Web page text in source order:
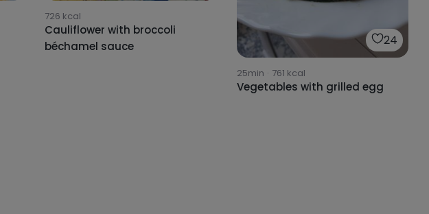
726 kcal
Cauliflower with broccoli
béchamel sauce
24
25min · 761 kcal
Vegetables with grilled egg